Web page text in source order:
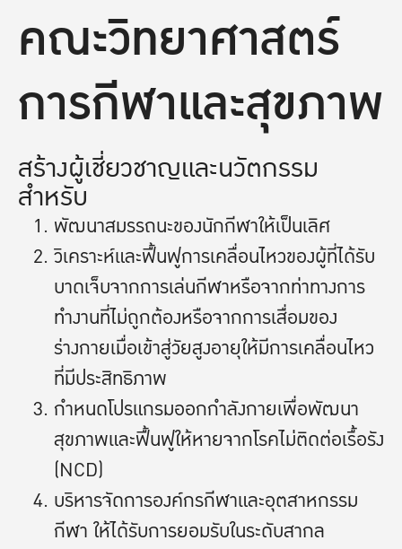
คณะวิทยาศาสตร์
การกีฬาและสุขภาพ
สร้างผู้เชี่ยวชาญและนวัตกรรม
สำหรับ
พัฒนาสมรรถนะของนักกีฬาให้เป็นเลิศ
วิเคราะห์และฟื้นฟูการเคลื่อนไหวของผู้ที่ได้รับ
บาดเจ็บจากการเล่นกีฬาหรือจากท่าทางการ
ทำงานที่ไม่ถูกต้องหรือจากการเสื่อมของ
ร่างกายเมื่อเข้าสู่วัยสูงอายุให้มีการเคลื่อนไหว
ที่มีประสิทธิภาพ
กำหนดโปรแกรมออกกำลังกายเพื่อพัฒนา
สุขภาพและฟื้นฟูให้หายจากโรคไม่ติดต่อเรื้อรัง
(NCD)
บริหารจัดการองค์กรกีฬาและอุตสาหกรรม
กีฬา ให้ได้รับการยอมรับในระดับสากล